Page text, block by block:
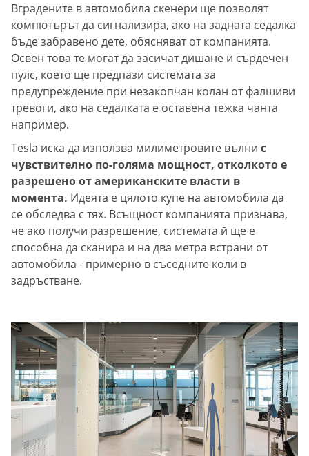
Вградените в автомобила скенери ще позволят
компютърът да сигнализира, ако на задната седалка
бъде забравено дете, обясняват от компанията.
Освен това те могат да засичат дишане и сърдечен
пулс, което ще предпази системата за
предупреждение при незакопчан колан от фалшиви
тревоги, ако на седалката е оставена тежка чанта
например.
Tesla иска да използва милиметровите вълни с
чувствително по-голяма мощност, отколкото е
разрешено от американските власти в
момента. Идеята е цялото купе на автомобила да
се обследва с тях. Всъщност компанията признава,
че ако получи разрешение, системата й ще е
способна да сканира и на два метра встрани от
автомобила - примерно в съседните коли в
задръстване.